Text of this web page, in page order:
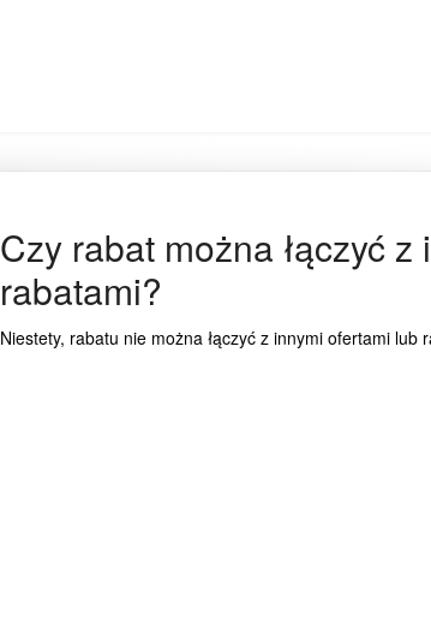
Czy rabat można łączyć
rabatami?
Niestety, rabatu nie można łączyć z innymi ofertami lub